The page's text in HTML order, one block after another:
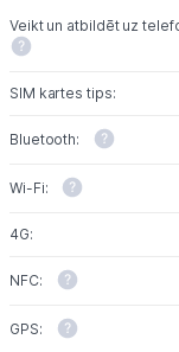
Veikt un atbildēt uz
SIM kartes tips:
Bluetooth:
Wi-Fi:
4G:
NFC:
GPS: